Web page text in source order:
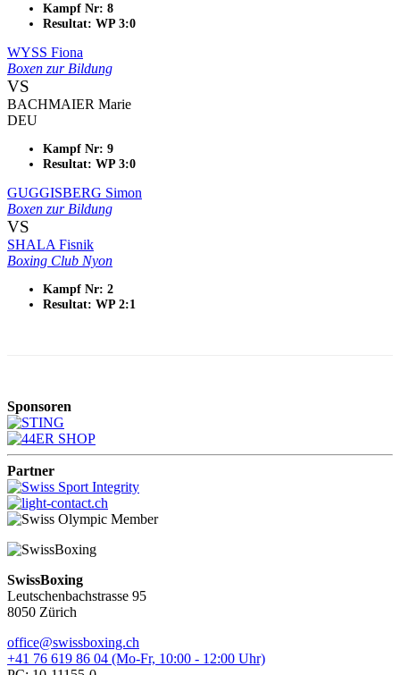
Kampf Nr: 8
Resultat: WP 3:0
WYSS Fiona
Boxen zur Bildung
VS
BACHMAIER Marie
DEU
Kampf Nr: 9
Resultat: WP 3:0
GUGGISBERG Simon
Boxen zur Bildung
VS
SHALA Fisnik
Boxing Club Nyon
Kampf Nr: 2
Resultat: WP 2:1
Sponsoren
Partner
SwissBoxing
Leutschenbachstrasse 95
8050 Zürich
office@swissboxing.ch
+41 76 619 86 04 (Mo-Fr, 10:00 - 12:00 Uhr)